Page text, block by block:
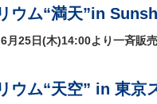
ウム“満天”in
月25日(木)14:00より一斉販売
ウム“天空” in 東京